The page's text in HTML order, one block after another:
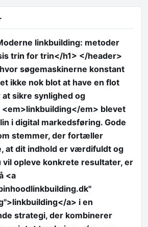
linkbuilding: metoder
trin for trin</h1> </header>
søgemaskinerne konstant
ikke nok blot at have en flot
at sikre synlighed og
em> blevet
i digital markedsføring. Gode
stemmer, der fortæller
at dit indhold er værdifuldt og
vil opleve konkrete resultater, er
<a
a> i en
strategi, der kombinerer